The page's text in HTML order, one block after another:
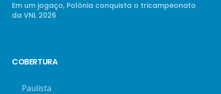
Em um jogaço, Polônia conquista o tricampeonato
da VNL 2026
COBERTURA
Paulista